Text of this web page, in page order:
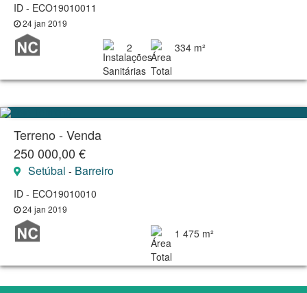
ID - ECO19010011
24 jan 2019
2 334 m²
Terreno - Venda
250 000,00 €
Setúbal - Barreiro
ID - ECO19010010
24 jan 2019
1 475 m²